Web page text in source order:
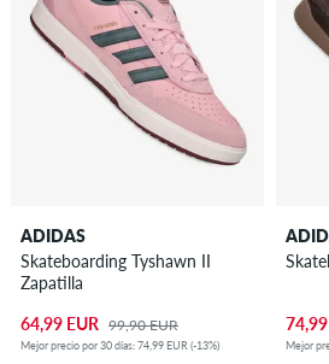
ADIDAS
Skateboarding Tyshawn II
Zapatilla
64,99 EUR 99,90 EUR
Mejor precio por 30 días: 74,99 EUR (-13%) Mejor